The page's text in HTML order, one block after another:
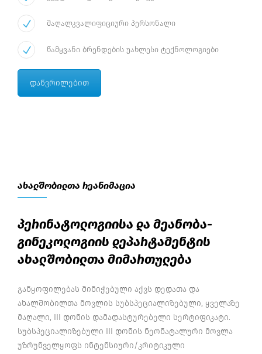
მაღალკვალიფიციური პერსონალი
წამყვანი ბრენდების უახლესი ტექნოლოგიები
დაწვრილებით
ახალშობილთა რეანიმაცია
პერინატოლოგიისა და მეანობა-
გინეკოლოგიის დეპარტამენტის
ახალშობილთა მიმართულება
განყოფილებას მინიჭებული აქვს დედათა და
ახალშობილთა მოვლის სუბსპეციალიზებული, ყველაზე
მაღალი, III დონის დამადასტურებელი სერტიფიკატი.
სუბსპეციალიზებული III დონის ნეონატალური მოვლა
უზრუნველყოფს ინტენსიური/კრიტიკული